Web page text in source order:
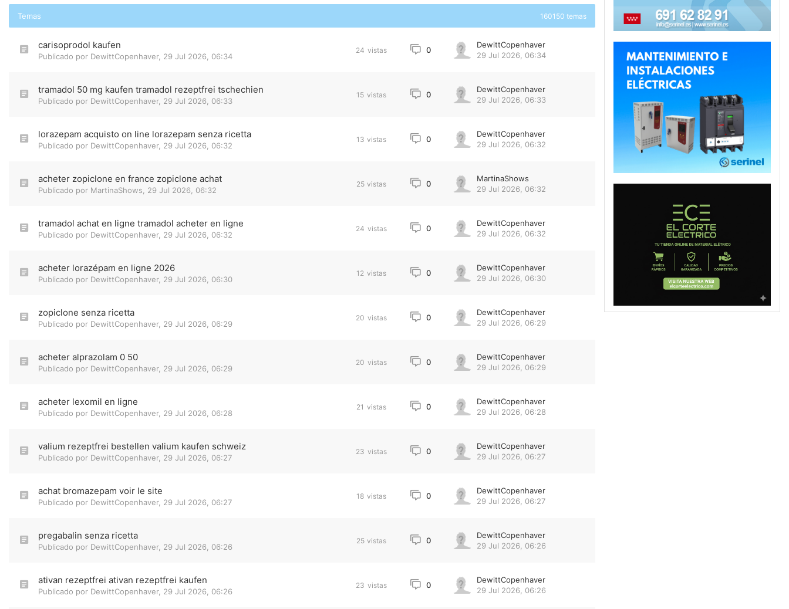
Temas 160150 temas
carisoprodol kaufen
Publicado por DewittCopenhaver, 29 Jul 2026, 06:34
24 vistas 0
DewittCopenhaver
29 Jul 2026, 06:34
tramadol 50 mg kaufen tramadol rezeptfrei tschechien
Publicado por DewittCopenhaver, 29 Jul 2026, 06:33
15 vistas 0
DewittCopenhaver
29 Jul 2026, 06:33
lorazepam acquisto on line lorazepam senza ricetta
Publicado por DewittCopenhaver, 29 Jul 2026, 06:32
13 vistas 0
DewittCopenhaver
29 Jul 2026, 06:32
acheter zopiclone en france zopiclone achat
Publicado por MartinaShows 29 Jul 2026, 06:32
25 vistas 0
MartinaShows
29 Jul 2026, 06:32
tramadol achat en ligne tramadol acheter en ligne
Publicado por DewittCopenhaver, 29 Jul 2026, 06:32
24 vistas 0
DewittCopenhaver
29 Jul 2026, 06:32
acheter lorazépam en ligne 2026
Publicado por DewittCopenhaver, 29 Jul 2026, 06:30
12 vistas 0
DewittCopenhaver
29 Jul 2026, 06:30
zopiclone senza ricetta
Publicado por DewittCopenhaver, 29 Jul 2026, 06:29
20 vistas 0
DewittCopenhaver
29 Jul 2026, 06:29
acheter alprazolam 0 50
Publicado por DewittCopenhaver, 29 Jul 2026, 06:29
20 vistas 0
DewittCopenhaver
29 Jul 2026, 06:29
acheter lexomil en ligne
Publicado por DewittCopenhaver, 29 Jul 2026, 06:28
21 vistas 0
DewittCopenhaver
29 Jul 2026, 06:28
valium rezeptfrei bestellen valium kaufen schweiz
Publicado por DewittCopenhaver, 29 Jul 2026, 06:27
23 vistas 0
DewittCopenhaver
29 Jul 2026, 06:27
achat bromazepam voir le site
Publicado por DewittCopenhaver, 29 Jul 2026, 06:27
18 vistas 0
DewittCopenhaver
29 Jul 2026, 06:27
pregabalin senza ricetta
Publicado por DewittCopenhaver, 29 Jul 2026, 06:26
25 vistas 0
DewittCopenhaver
29 Jul 2026, 06:26
ativan rezeptfrei ativan rezeptfrei kaufen
Publicado por DewittCopenhaver, 29 Jul 2026, 06:26
23 vistas 0
DewittCopenhaver
29 Jul 2026, 06:26